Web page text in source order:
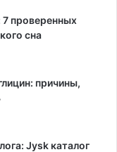
7 проверенных
сна
причины,
Jysk каталог